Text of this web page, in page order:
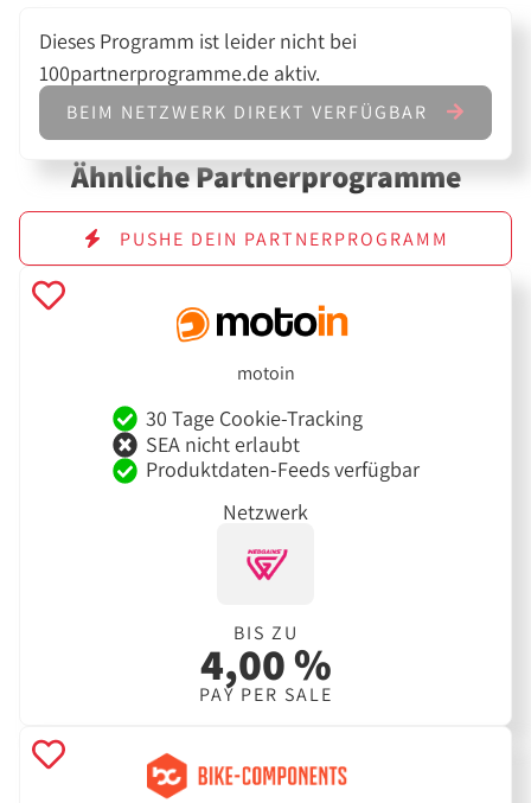
Dieses Programm ist leider nicht bei
100partnerprogramme.de aktiv.
BEIM NETZWERK DIREKT VERFÜGBAR
Ähnliche Partnerprogramme
PUSHE DEIN PARTNERPROGRAMM
motoin
30 Tage Cookie-Tracking
SEA nicht erlaubt
Produktdaten-Feeds verfügbar
Netzwerk
BIS ZU
4,00 %
PAY PER SALE